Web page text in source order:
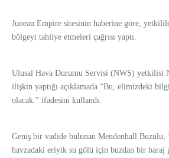
Juneau Empire sitesinin haberine göre,
bölgeyi tahliye etmeleri çağrısı yaptı.
Ulusal Hava Durumu Servisi (NWS) yetkilisi
ilişkin yaptığı açıklamada “Bu, elimizdeki
olacak.” ifadesini kullandı.
Geniş bir vadide bulunan Mendenhall Buzulu,
havzadaki eriyik su gölü için buzdan bir baraj